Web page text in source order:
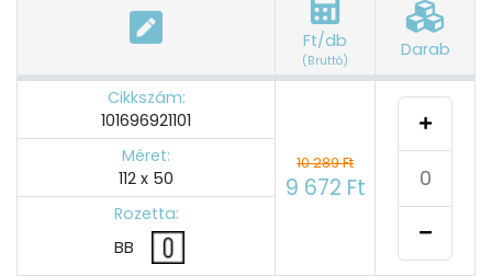
Ft/db
(Bruttó)
Darab
Cikkszám:
101696921101
10 289 Ft
9 672 Ft
Méret:
112 x 50
Rozetta:
BB